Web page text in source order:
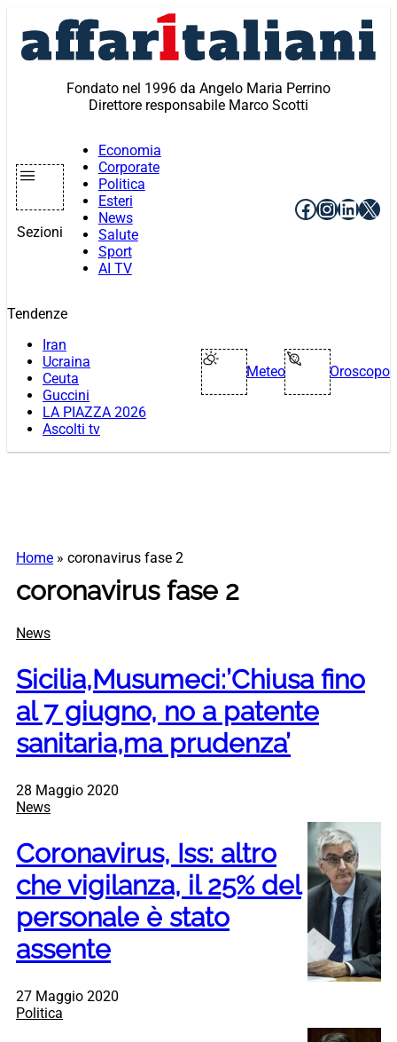
contenuto
Fondato nel 1996 da Angelo Maria Perrino
Direttore responsabile Marco Scotti
Sezioni
Economia
Corporate
Politica
Esteri
News
Salute
Sport
AI TV
Facebook
X
Tendenze
Iran
Ucraina
Ceuta
Guccini
LA PIAZZA 2026
Ascolti tv
Meteo Oroscopo
Home » coronavirus fase 2
coronavirus fase 2
News
Sicilia,Musumeci:’Chiusa fino
al 7 giugno, no a patente
sanitaria,ma prudenza’
28 Maggio 2020
News
Coronavirus, Iss: altro
che vigilanza, il 25% del
personale è stato
assente
27 Maggio 2020
Politica